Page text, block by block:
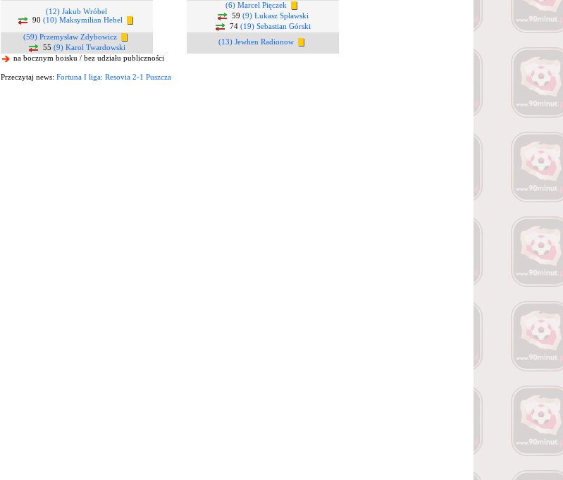
(12) Jakub Wróbel
90 (10) Maksymilian Hebel
(6) Marcel Pięczek
59 (9) Łukasz Spławski
74 (19) Sebastian Górski
(59) Przemysław Zdybowicz
55 (9) Karol Twardowski
(13) Jewhen Radionow
na bocznym boisku / bez udziału publiczności
Przeczytaj news: Fortuna I liga: Resovia 2-1 Puszcza